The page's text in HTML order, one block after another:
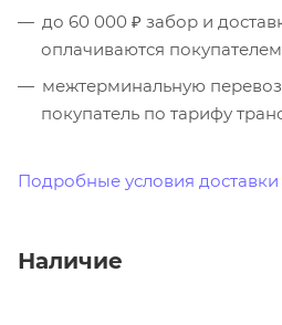
до 60 000 ₽ забор и
оплачиваются
межтерминальную
покупатель по тарифу
Подробные условия доставки
Наличие